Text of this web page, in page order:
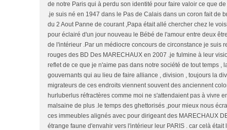
de notre Paris qui à perdu son identité pour faire valoir ce que
.je suis né en 1947 dans le Pas de Calais dans un coron fait de
du 2 Aout Panne de courant ,Papa était allé chercher chez le
pour éclairé d'un jour nouveau le Bébé de l'amour entre deux
de l'intérieur .Par un médiocre concours de circonstance je suis
rouges des BD Des MARECHAUX en 2007 .je fulmine à leur
reflet de ce que je n'aime pas dans notre société de tout temps ,
gouvernants qui au lieu de faire alliance , division , toujours la
migrateurs de ces endroits viennent souvent des anciennent
hurluberlus réfractères comme moi ne s'attendaient pas à vivre
malsaine de plus .le temps des ghettorisés ,pour mieux nous
ces immeubles alignés avec pour dirigeant des MARECHAUX
étrange faune d'envahir vers l'intérieur leur PARIS . car celà